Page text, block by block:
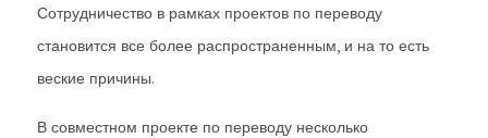
Сотрудничество в рамках проектов по переводу
становится все более распространенным, и на то есть
веские причины.
В совместном проекте по переводу несколько